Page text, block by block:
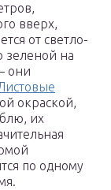
вверх,
от светло-
зеленой на
они
окраской,
их
по одному